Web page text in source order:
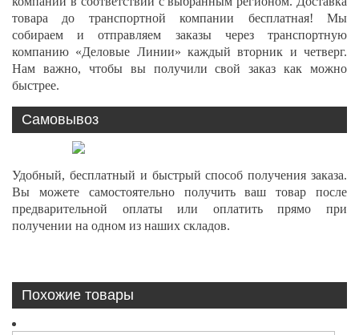
товара до транспортной компании бесплатная! Мы
собираем и отправляем заказы через транспортную
компанию «Деловые Линии» каждый вторник и четверг.
Нам важно, чтобы вы получили свой заказ как можно
быстрее.
Самовывоз
Удобный, бесплатный и быстрый способ получения заказа.
Вы можете самостоятельно получить ваш товар после
предварительной оплаты или оплатить прямо при
получении на одном из наших складов.
Похожие товары